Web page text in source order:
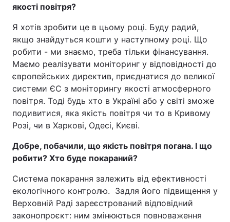
якості повітря?
Я хотів зробити це в цьому році. Буду радий,
якщо знайдуться кошти у наступному році. Що
робити - ми знаємо, треба тільки фінансування.
Маємо реалізувати моніторинг у відповідності до
європейських директив, приєднатися до великої
системи ЄС з моніторингу якості атмосферного
повітря. Тоді будь хто в Україні або у світі зможе
подивитися, яка якість повітря чи то в Кривому
Розі, чи в Харкові, Одесі, Києві.
Добре, побачили, що якість повітря погана. І що
робити? Хто буде покараний?
Система покарання залежить від ефективності
екологічного контролю. Задля його підвищення у
Верховній Раді зареєстрований відповідний
законопроєкт: ним змінюються повноваження